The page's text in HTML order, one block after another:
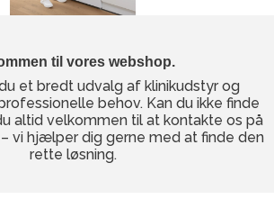
til vores webshop.
et bredt udvalg af klinikudstyr og
behov. Kan du ikke finde
altid velkommen til at kontakte os på
vi hjælper dig gerne med at finde den
rette løsning.